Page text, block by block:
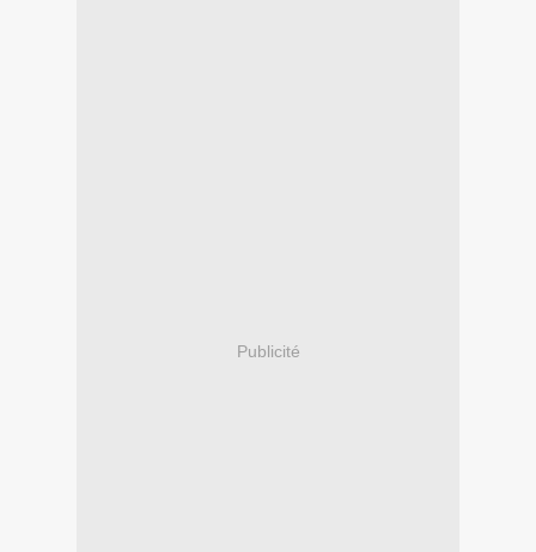
Publicité